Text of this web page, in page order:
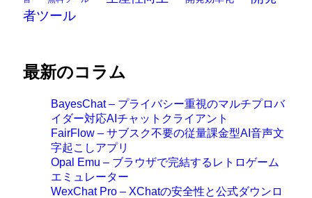
者ツール
最新のコラム
BayesChat – プライバシー重視のマルチプロバ
イダー対応AIチャットクライアント
FairFlow – サブスク不要の従量課金型AI音声文
字起こしアプリ
Opal Emu – ブラウザで完結するレトロゲーム
エミュレーター
WexChat Pro – XChatの安全性と公式ダウンロ